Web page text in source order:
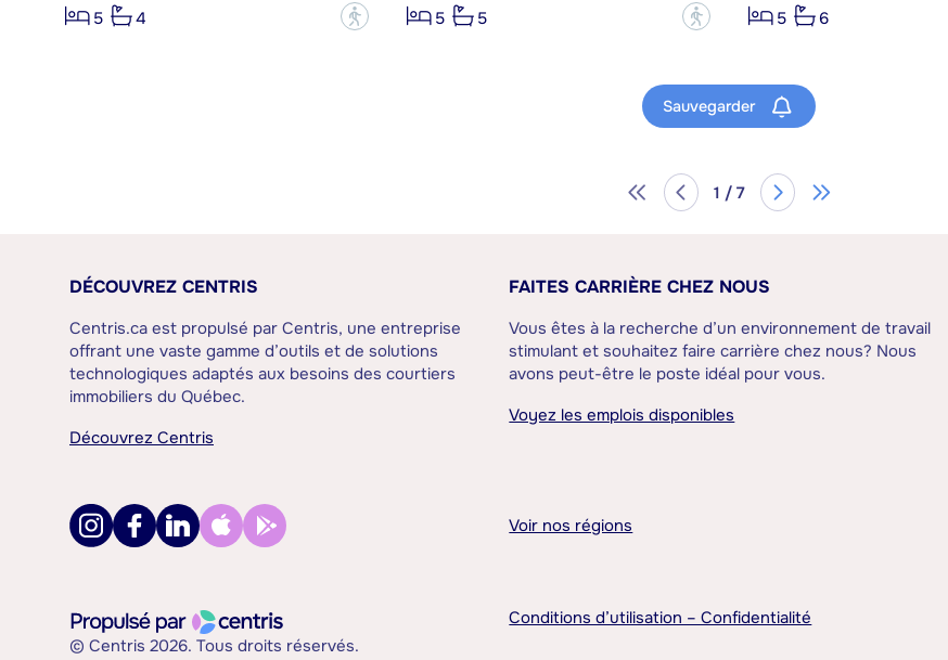
5
4 ?
5
5 ?
5
6
Sauvegarder
1 / 7
DÉCOUVREZ CENTRIS
Centris.ca est propulsé par Centris, une entreprise
offrant une vaste gamme d’outils et de solutions
technologiques adaptés aux besoins des courtiers
immobiliers du Québec.
Découvrez Centris
FAITES CARRIÈRE CHEZ NOUS
Vous êtes à la recherche d’un environnement de travail
stimulant et souhaitez faire carrière chez nous? Nous
avons peut-être le poste idéal pour vous.
Voyez les emplois disponibles
Voir nos régions
© Centris 2026. Tous droits réservés.
Conditions d’utilisation – Confidentialité